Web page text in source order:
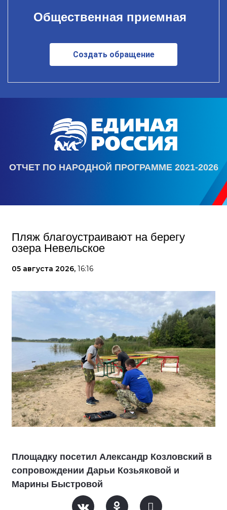
Общественная приемная
Создать обращение
ОТЧЕТ ПО НАРОДНОЙ ПРОГРАММЕ 2021-2026
Пляж благоустраивают на берегу
озера Невельское
05 августа 2026, 16:16
Площадку посетил Александр Козловский в
сопровождении Дарьи Козьяковой и
Марины Быстровой